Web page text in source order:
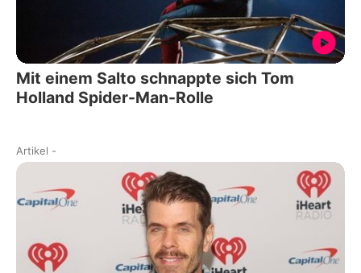
Mit einem Salto schnappte sich Tom
Holland Spider-Man-Rolle
Artikel -